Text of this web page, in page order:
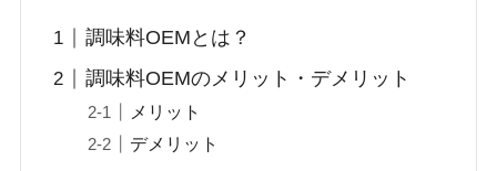
調味料OEMとは？
調味料OEMのメリット・デメリット
メリット
デメリット